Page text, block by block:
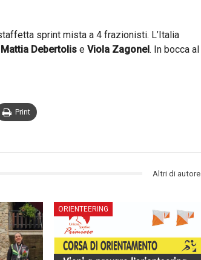
sprint mista a 4 frazionisti. L’Italia
Mattia Debertolis e Viola Zagonel. In bocca al
Print
Altri di autore
ORIENTEERING